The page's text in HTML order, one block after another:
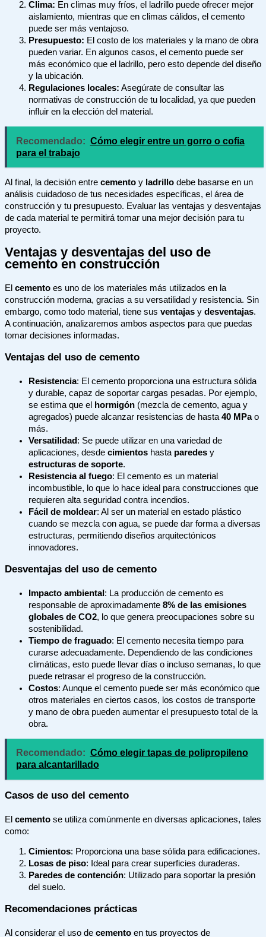
Clima: En climas muy fríos, el ladrillo puede ofrecer mejor
aislamiento, mientras que en climas cálidos, el cemento
puede ser más ventajoso.
Presupuesto: El costo de los materiales y la mano de obra
pueden variar. En algunos casos, el cemento puede ser
más económico que el ladrillo, pero esto depende del diseño
y la ubicación.
Regulaciones locales: Asegúrate de consultar las
normativas de construcción de tu localidad, ya que pueden
influir en la elección del material.
Recomendado: Cómo elegir entre un gorro o cofia
para el trabajo
Al final, la decisión entre cemento y ladrillo debe basarse en un
análisis cuidadoso de tus necesidades específicas, el área de
construcción y tu presupuesto. Evaluar las ventajas y desventajas
de cada material te permitirá tomar una mejor decisión para tu
proyecto.
Ventajas y desventajas del uso de
cemento en construcción
El cemento es uno de los materiales más utilizados en la
construcción moderna, gracias a su versatilidad y resistencia. Sin
embargo, como todo material, tiene sus ventajas y desventajas.
A continuación, analizaremos ambos aspectos para que puedas
tomar decisiones informadas.
Ventajas del uso de cemento
Resistencia: El cemento proporciona una estructura sólida
y durable, capaz de soportar cargas pesadas. Por ejemplo,
se estima que el
hormigón (mezcla de cemento, agua y
agregados) puede alcanzar resistencias de hasta 40 MPao
más.
Versatilidad : Se puede utilizar en una variedad de
aplicaciones, desde cimientos hasta paredes y
estructuras de soporte.
Resistencia al fuego: El cemento es un material
incombustible, lo que lo hace ideal para construcciones que
requieren alta seguridad contra incendios.
Fácil de moldear: Al ser un material en estado plástico
cuando se mezcla con agua, se puede dar forma a diversas
estructuras, permitiendo diseños arquitectónicos
innovadores.
Desventajas del uso de cemento
Impacto ambiental : La producción de cemento es
responsable de aproximadamente 8% de las emisiones
globales de CO2, lo que genera preocupaciones sobre su
sostenibilidad.
Tiempo de fraguado: El cemento necesita tiempo para
curarse adecuadamente. Dependiendo de las condiciones
climáticas, esto puede llevar días o incluso semanas, lo que
puede retrasar el progreso de la construcción.
Costos: Aunque el cemento puede ser más económico que
otros materiales en ciertos casos, los costos de transporte
y mano de obra pueden aumentar el presupuesto total de la
obra.
Recomendado: Cómo elegir tapas de polipropileno
para alcantarillado
Casos de uso del cemento
El cemento se utiliza comúnmente en diversas aplicaciones, tales
como:
Cimientos: Proporciona una base sólida para edificaciones.
Losas de piso: Ideal para crear superficies duraderas.
Paredes de contención: Utilizado para soportar la presión
del suelo.
Recomendaciones prácticas
Al considerar el uso de cemento en tus proyectos de